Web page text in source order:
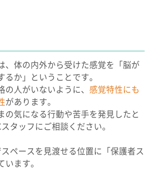
、体の内外から受けた感覚を「脳が
るか」ということです。
の人がいないように、 感覚特性にも
があります。
の気になる行動や苦手を発見したと
タッフにご相談ください。
ペースを見渡せる位置に「保護者ス
ます。